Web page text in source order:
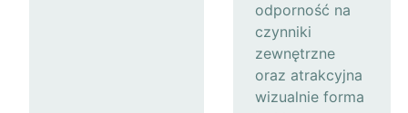
odporność na
czynniki
zewnętrzne
oraz atrakcyjna
wizualnie forma